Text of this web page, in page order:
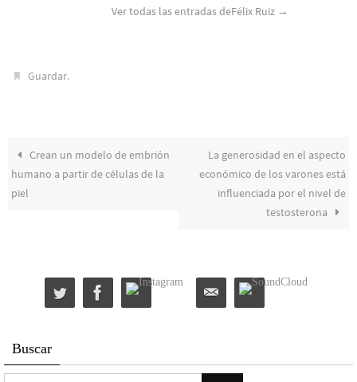
Ver todas las entradas deFélix Ruiz →
Guardar.
Crean un modelo de embrión
humano a partir de células de la
piel
La generosidad en el aspecto
económico de los varones está
influenciada por el nivel de
testosterona
Buscar